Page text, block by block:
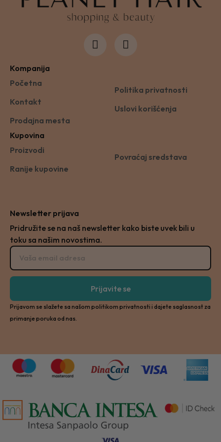
Kompanija
Početna
Kontakt
Prodajna mesta
Politika privatnosti
Uslovi korišćenja
Kupovina
Proizvodi
Ranije kupovine
Povraćaj sredstava
Newsletter prijava
Pridružite se na naš newsletter kako biste uvek bili u
toku sa našim novostima.
Prijavite se
Prijavom se slažete sa našom politikom privatnosti i dajete saglasnost za
primanje poruka od nas.